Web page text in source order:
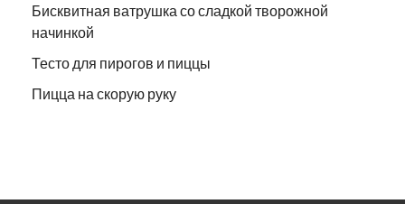
Бисквитная ватрушка со сладкой творожной
начинкой
Тесто для пирогов и пиццы
Пицца на скорую руку